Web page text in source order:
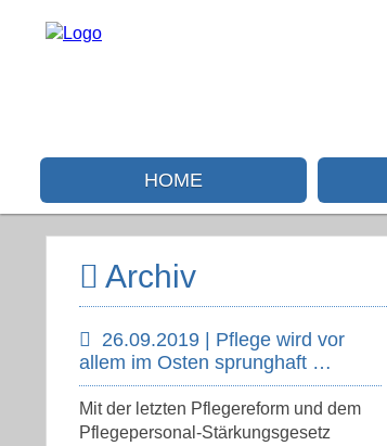
HOME
Archiv
26.09.2019 | Pflege wird vor
allem im Osten sprunghaft …
Mit der letzten Pflegereform und dem
Pflegepersonal-Stärkungsgesetz